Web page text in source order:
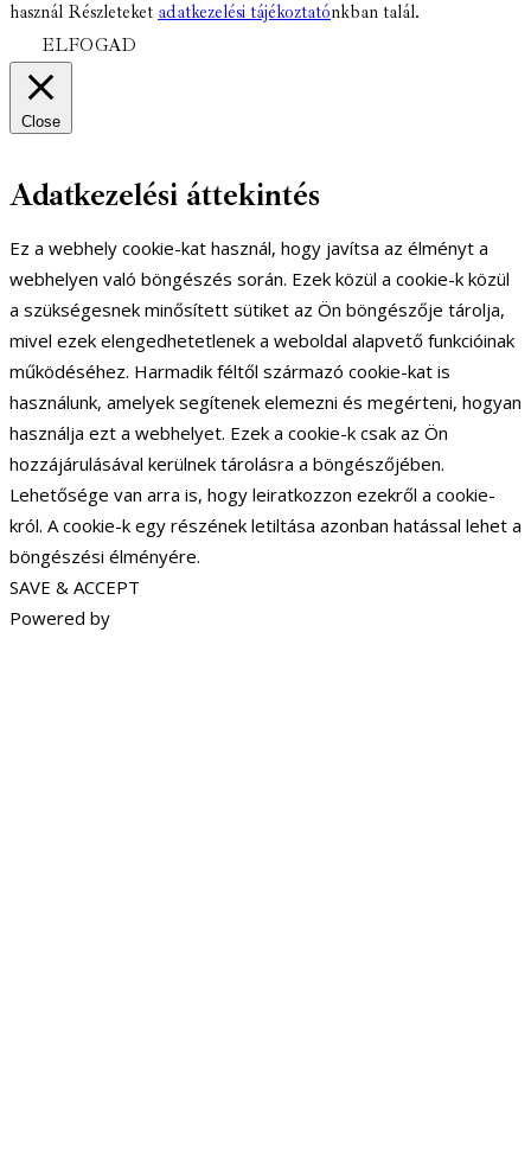
használ Részleteket adatkezelési tájékoztatónkban talál.
ELFOGAD
Close
Adatkezelési áttekintés
Ez a webhely cookie-kat használ, hogy javítsa az élményt a
webhelyen való böngészés során. Ezek közül a cookie-k közül
a szükségesnek minősített sütiket az Ön böngészője tárolja,
mivel ezek elengedhetetlenek a weboldal alapvető funkcióinak
működéséhez. Harmadik féltől származó cookie-kat is
használunk, amelyek segítenek elemezni és megérteni, hogyan
használja ezt a webhelyet. Ezek a cookie-k csak az Ön
hozzájárulásával kerülnek tárolásra a böngészőjében.
Lehetősége van arra is, hogy leiratkozzon ezekről a cookie-
król. A cookie-k egy részének letiltása azonban hatással lehet a
böngészési élményére.
SAVE & ACCEPT
Powered by